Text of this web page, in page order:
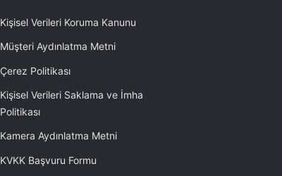
Kişisel Verileri Koruma Kanunu
Müşteri Aydınlatma Metni
Çerez Politikası
Kişisel Verileri Saklama ve İmha
Politikası
Kamera Aydınlatma Metni
KVKK Başvuru Formu